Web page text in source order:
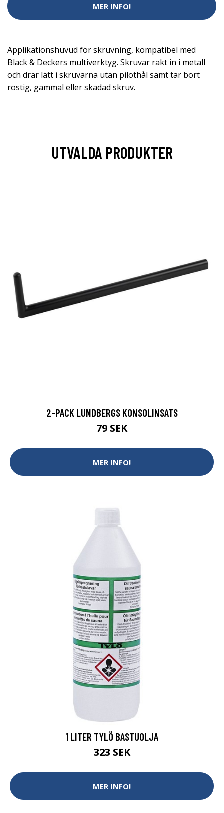
MER INFO!
Applikationshuvud för skruvning, kompatibel med
Black & Deckers multiverktyg. Skruvar rakt in i metall
och drar lätt i skruvarna utan pilothål samt tar bort
rostig, gammal eller skadad skruv.
UTVALDA PRODUKTER
2-PACK LUNDBERGS KONSOLINSATS
79 SEK
MER INFO!
1 LITER TYLÖ BASTUOLJA
323 SEK
MER INFO!